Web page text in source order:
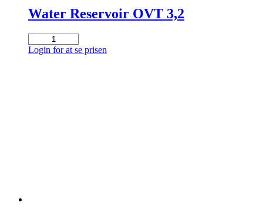
Water Reservoir OVT 3,2
Reservoir
Login for at se prisen